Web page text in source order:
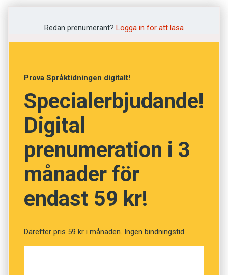
lösenord, grönt anger det som ”starkt”. Men nu
som gjorde mycket varierande bedömningar av
orden. Vissa gick mest på längden, och sådant
somLösenord1234bedömdes som ”starkt”.
Detta fick forskarna att tvivla på styrkemätarna.
Redan prenumerant? Logga in för att läsa
Prova Språktidningen digitalt!
Specialerbjudande!
Digital
prenumeration i 3
månader för
endast 59 kr!
Därefter pris 59 kr i månaden. Ingen bindningstid.